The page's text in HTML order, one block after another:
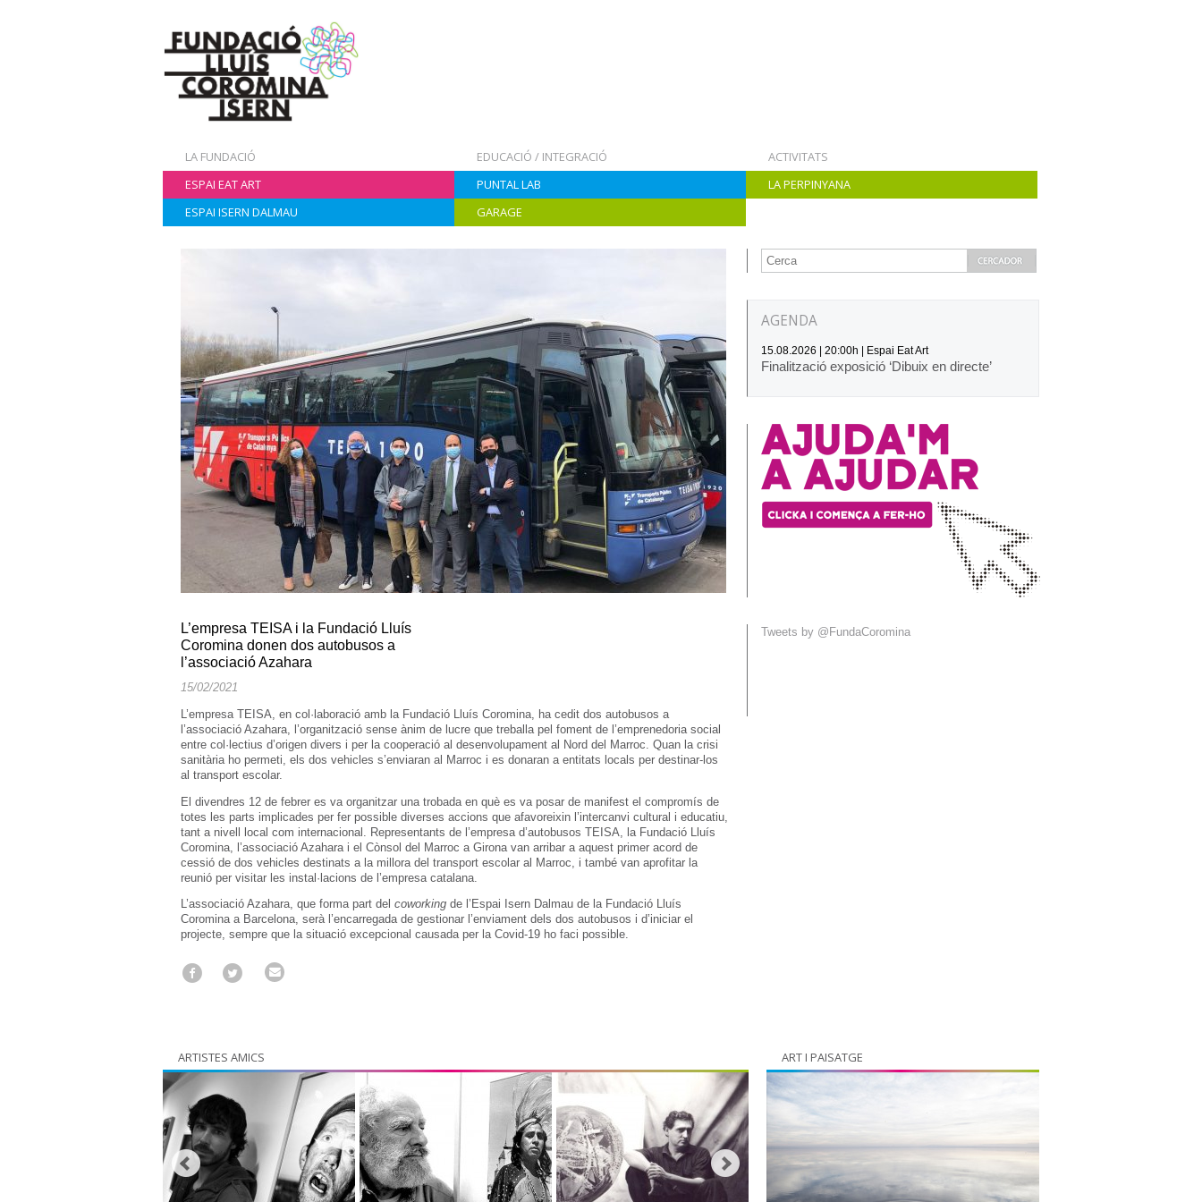
LA FUNDACIÓ EDUCACIÓ / INTEGRACIÓ
ACTIVITATS
ESPAI EAT ART
PUNTAL LAB
LA PERPINYANA
ESPAI ISERN DALMAU
GARAGE
L’empresa TEISA i la Fundació Lluís
Coromina donen dos autobusos a
l’associació Azahara
15/02/2021
L’empresa TEISA, en col·laboració amb la Fundació Lluís Coromina, ha cedit dos autobusos a
l’associació Azahara, l’organització sense ànim de lucre que treballa pel foment de l’emprenedoria social
entre col·lectius d’origen divers i per la cooperació al desenvolupament al Nord del Marroc. Quan la crisi
sanitària ho permeti, els dos vehicles s’enviaran al Marroc i es donaran a entitats locals per destinar-los
al transport escolar.
El divendres 12 de febrer es va organitzar una trobada en què es va posar de manifest el compromís de
totes les parts implicades per fer possible diverses accions que afavoreixin l’intercanvi cultural i educatiu,
tant a nivell local com internacional. Representants de l’empresa d’autobusos TEISA, la Fundació Lluís
Coromina, l’associació Azahara i el Cònsol del Marroc a Girona van arribar a aquest primer acord de
cessió de dos vehicles destinats a la millora del transport escolar al Marroc, i també van aprofitar la
reunió per visitar les instal·lacions de l’empresa catalana.
L’associació Azahara, que forma part del coworking de l’Espai Isern Dalmau de la Fundació Lluís
Coromina a Barcelona, serà l’encarregada de gestionar l’enviament dels dos autobusos i d’iniciar el
projecte, sempre que la situació excepcional causada per la Covid-19 ho faci possible.
AGENDA
15.08.2026 | 20:00h | Espai Eat Art
Finalització exposició ‘Dibuix en directe’
Tweets by @FundaCoromina
ARTISTES AMICS ART I PAISATGE